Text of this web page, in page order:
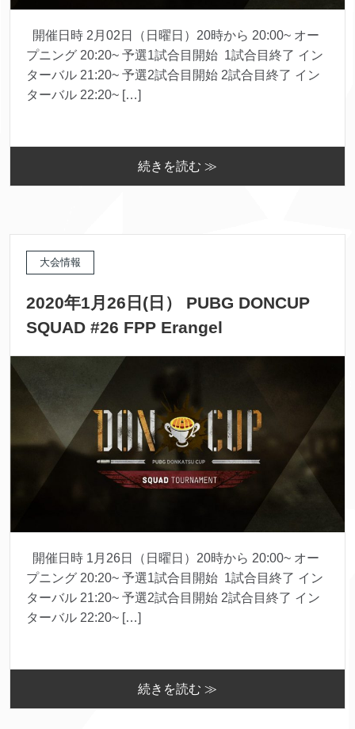
開催日時 2月02日（日曜日）20時から 20:00~ オー
プニング 20:20~ 予選1試合目開始 1試合目終了 イン
ターバル 21:20~ 予選2試合目開始 2試合目終了 イン
ターバル 22:20~ […]
続きを読む ≫
大会情報
2020年1月26日(日） PUBG DONCUP
SQUAD #26 FPP Erangel
開催日時 1月26日（日曜日）20時から 20:00~ オー
プニング 20:20~ 予選1試合目開始 1試合目終了 イン
ターバル 21:20~ 予選2試合目開始 2試合目終了 イン
ターバル 22:20~ […]
続きを読む ≫